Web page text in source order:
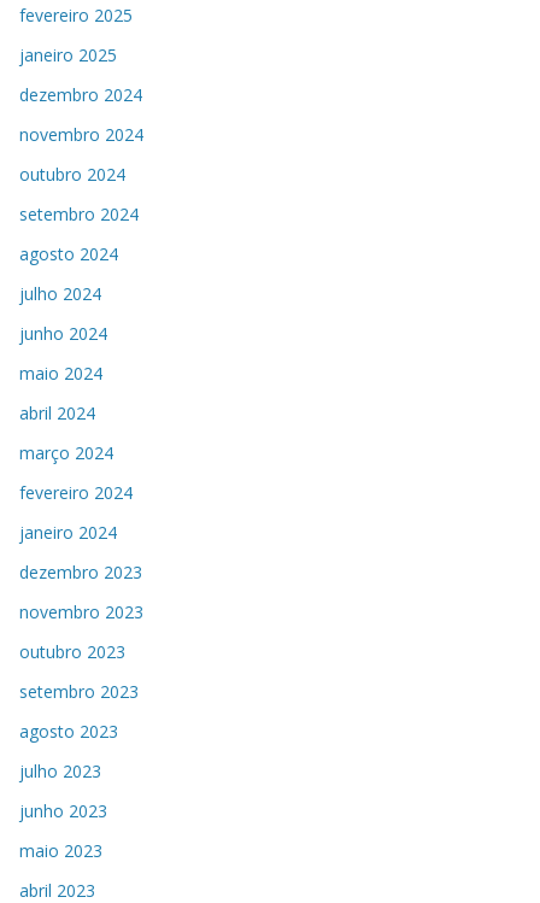
fevereiro 2025
janeiro 2025
dezembro 2024
novembro 2024
outubro 2024
setembro 2024
agosto 2024
julho 2024
junho 2024
maio 2024
abril 2024
março 2024
fevereiro 2024
janeiro 2024
dezembro 2023
novembro 2023
outubro 2023
setembro 2023
agosto 2023
julho 2023
junho 2023
maio 2023
abril 2023